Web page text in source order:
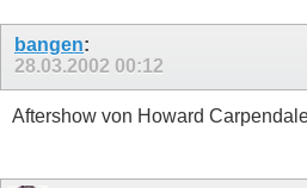
bangen:
28.03.2002 00:12
Aftershow von Howard